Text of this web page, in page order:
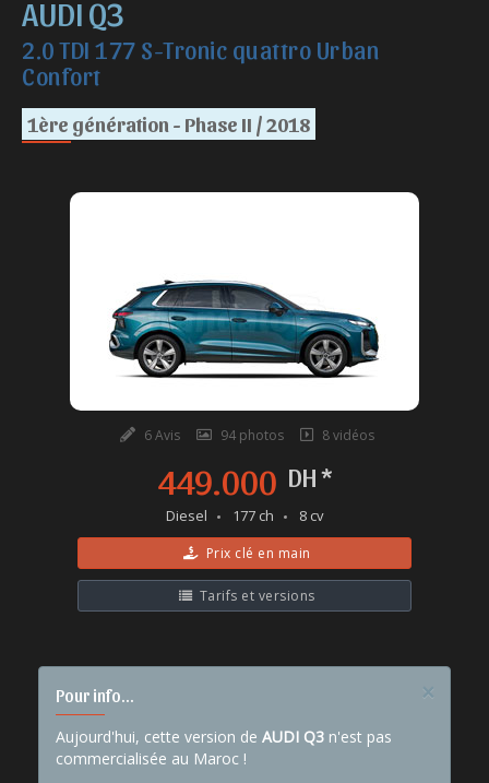
AUDI Q3
2.0 TDI 177 S-Tronic quattro Urban
Confort
1ère génération - Phase II / 2018
6 Avis 94 photos 8 vidéos
449.000 DH *
Diesel 177 ch 8 cv
Prix clé en main
Tarifs et versions
×
Pour info...
Aujourd'hui, cette version de AUDI Q3 n'est pas
commercialisée au Maroc !